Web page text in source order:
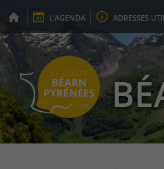
L'AGENDA ADRESSES